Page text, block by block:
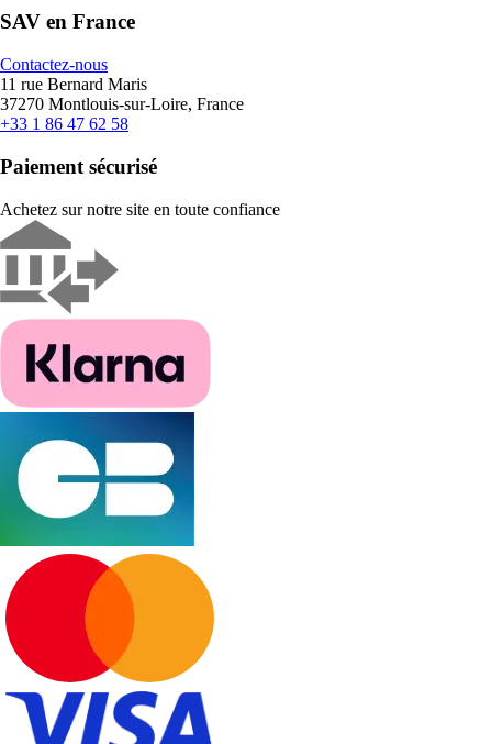
SAV en France
Contactez-nous
11 rue Bernard Maris
37270 Montlouis-sur-Loire, France
+33 1 86 47 62 58
Paiement sécurisé
Achetez sur notre site en toute confiance